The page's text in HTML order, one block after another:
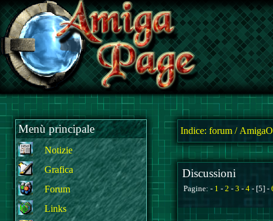
Menù principale
Notizie
Grafica
Forum
Links
Indice: forum /
Discussioni
Pagine: - 1 - 2 - 3 - 4 - [5] -